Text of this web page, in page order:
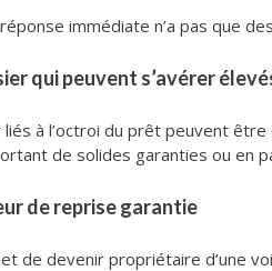
immédiate n’a pas que
qui peuvent s’avérer
à l’octroi du prêt peuvent
de solides garanties ou en
de reprise garantie
de devenir propriétaire d’une